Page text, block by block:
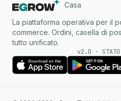
Casa
La piattaforma operativa per il
commerce. Ordini, casella di
tutto unificato.
v2.0 ·